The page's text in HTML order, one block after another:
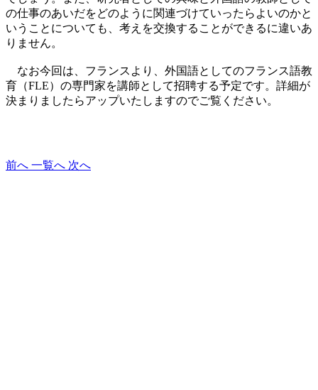
の仕事のあいだをどのように関連づけていったらよいのかと
いうことについても、考えを交換することができるに違いあ
りません。
なお今回は、フランスより、外国語としてのフランス語教
育（FLE）の専門家を講師として招聘する予定です。詳細が
決まりましたらアップいたしますのでご覧ください。
前へ 一覧へ 次へ